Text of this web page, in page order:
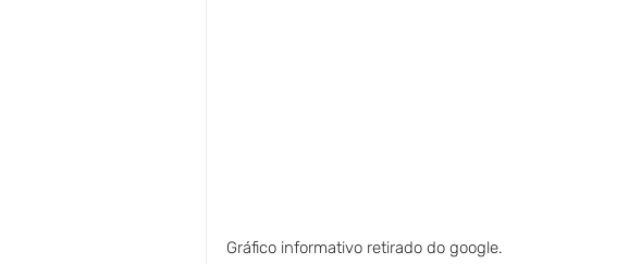
Gráfico informativo retirado do google.